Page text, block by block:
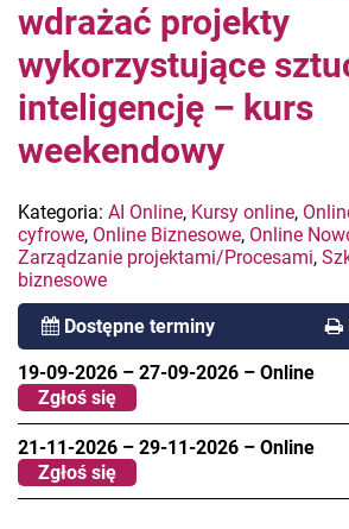
wdrażać projekty
wykorzystujące
inteligencję – kurs
weekendowy
Kategoria: AI Online, Kursy online,
cyfrowe, Online Biznesowe, Online
Zarządzanie projektami/Procesami,
biznesowe
Dostępne terminy
19-09-2026 – 27-09-2026 – Online
Zgłoś się
21-11-2026 – 29-11-2026 – Online
Zgłoś się